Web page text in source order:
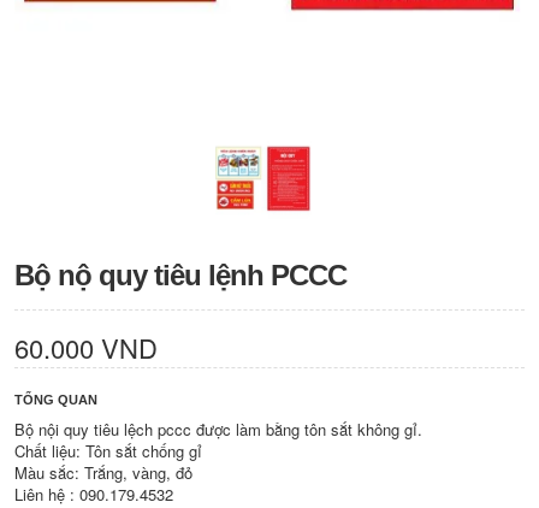
Bộ nộ quy tiêu lệnh PCCC
60.000 VND
TỔNG QUAN
Bộ nội quy tiêu lệch pccc được làm bằng tôn sắt không gỉ.
Chất liệu: Tôn sắt chống gỉ
Màu sắc: Trắng, vàng, đỏ
Liên hệ : 090.179.4532